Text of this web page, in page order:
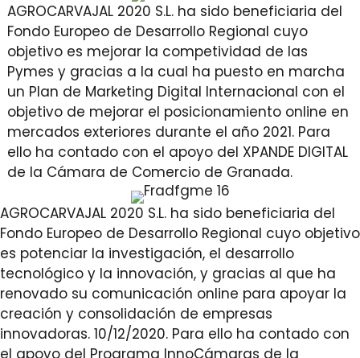
AGROCARVAJAL 2020 S.L. ha sido beneficiaria del
Fondo Europeo de Desarrollo Regional cuyo
objetivo es mejorar la competividad de las
Pymes y gracias a la cual ha puesto en marcha
un Plan de Marketing Digital Internacional con el
objetivo de mejorar el posicionamiento online en
mercados exteriores durante el año 2021. Para
ello ha contado con el apoyo del XPANDE DIGITAL
de la Cámara de Comercio de Granada.
AGROCARVAJAL 2020 S.L. ha sido beneficiaria del
Fondo Europeo de Desarrollo Regional cuyo objetivo
es potenciar la investigación, el desarrollo
tecnológico y la innovación, y gracias al que ha
renovado su comunicación online para apoyar la
creación y consolidación de empresas
innovadoras. 10/12/2020. Para ello ha contado con
el apoyo del Programa InnoCámaras de la